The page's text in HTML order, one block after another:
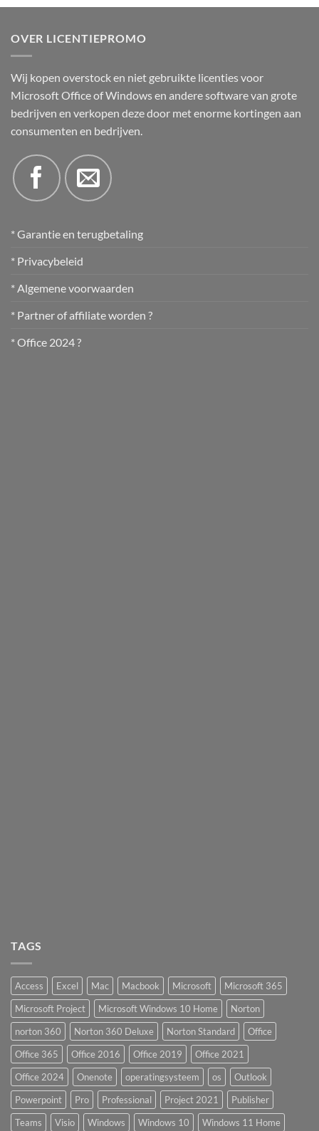
OVER LICENTIEPROMO
Wij kopen overstock en niet gebruikte licenties voor
Microsoft Office of Windows en andere software van grote
bedrijven en verkopen deze door met enorme kortingen aan
consumenten en bedrijven.
* Garantie en terugbetaling
* Privacybeleid
* Algemene voorwaarden
* Partner of affiliate worden ?
* Office 2024 ?
TAGS
Access Excel Mac Macbook Microsoft
Microsoft 365
Microsoft Project
Microsoft Windows 10 Home
Norton
norton 360
Norton 360 Deluxe Norton Standard
Office
Office 365
Office 2016 Office 2019
Office 2021
Office 2024
Onenote operatingsysteem os
Outlook
Powerpoint
Pro Professional Project 2021
Publisher
Teams
Visio Windows Windows 10 Windows 11 Home